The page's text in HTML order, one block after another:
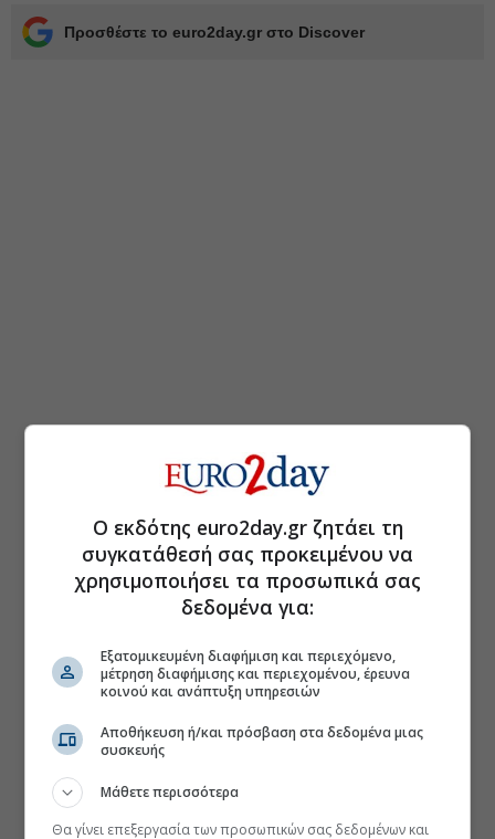
Προσθέστε το euro2day.gr στο Discover
Ο εκδότης euro2day.gr ζητάει τη
συγκατάθεσή σας προκειμένου να
χρησιμοποιήσει τα προσωπικά σας
δεδομένα για:
Εξατομικευμένη διαφήμιση και περιεχόμενο,
μέτρηση διαφήμισης και περιεχομένου, έρευνα
κοινού και ανάπτυξη υπηρεσιών
Αποθήκευση ή/και πρόσβαση στα δεδομένα μιας
συσκευής
Μάθετε περισσότερα
Θα γίνει επεξεργασία των προσωπικών σας δεδομένων και